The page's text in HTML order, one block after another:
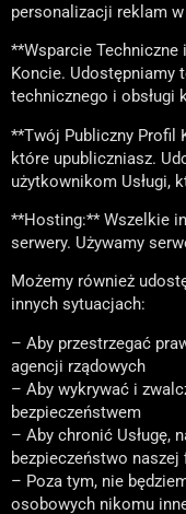
personalizacji reklam w
**Wsparcie Techniczne
Koncie. Udostępniamy
technicznego i obsługi
**Twój Publiczny Profil
które upubliczniasz.
użytkownikom Usługi,
**Hosting:** Wszelkie
serwery. Używamy
Możemy również
innych sytuacjach:
– Aby przestrzegać
agencji rządowych
– Aby wykrywać i
bezpieczeństwem
– Aby chronić Usługę,
bezpieczeństwo naszej
– Poza tym, nie
osobowych nikomu